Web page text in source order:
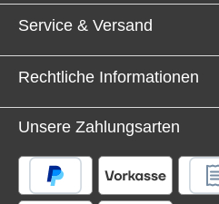
Service & Versand
Rechtliche Informationen
Unsere Zahlungsarten